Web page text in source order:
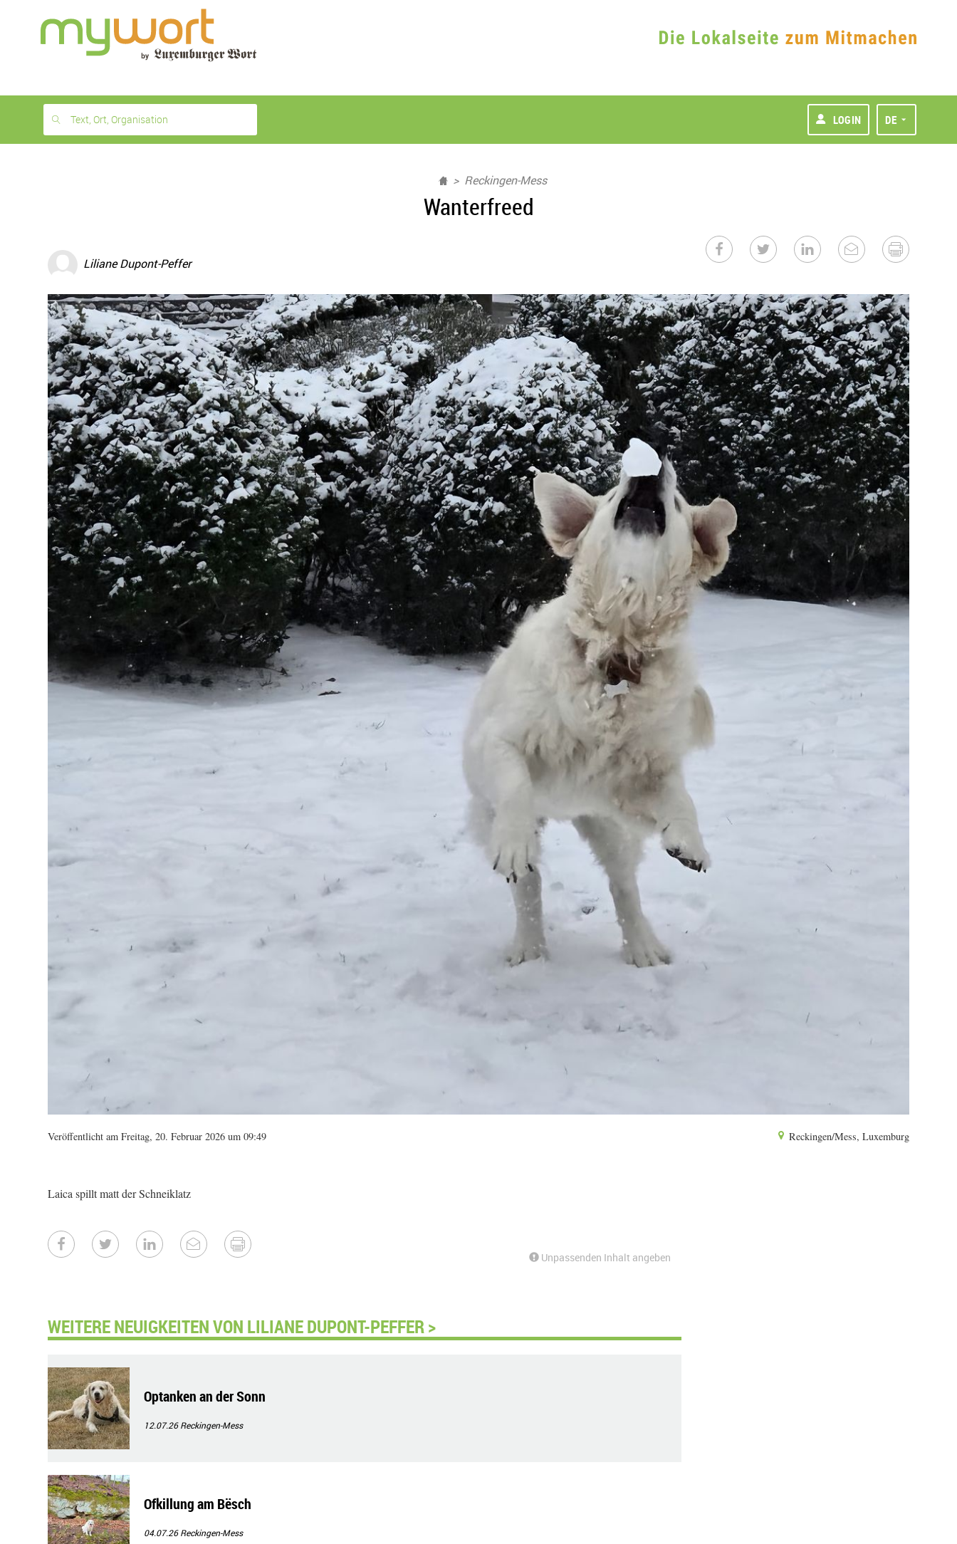
month
free
Text, Ort, Organisation LOGIN DE
Reckingen-Mess
Wanterfreed
Liliane Dupont-Peffer
Veröffentlicht am Freitag, 20. Februar 2026 um 09:49 Reckingen/Mess, Luxemburg
Laica spillt matt der Schneiklatz
Unpassenden Inhalt angeben
WEITERE NEUIGKEITEN VON LILIANE DUPONT-PEFFER >
Optanken an der Sonn
12.07.26Reckingen-Mess
Ofkillung am Bësch
04.07.26Reckingen-Mess